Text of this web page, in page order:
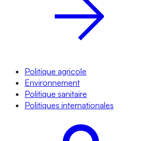
Politique agricole
Environnement
Politique sanitaire
Politiques internationales